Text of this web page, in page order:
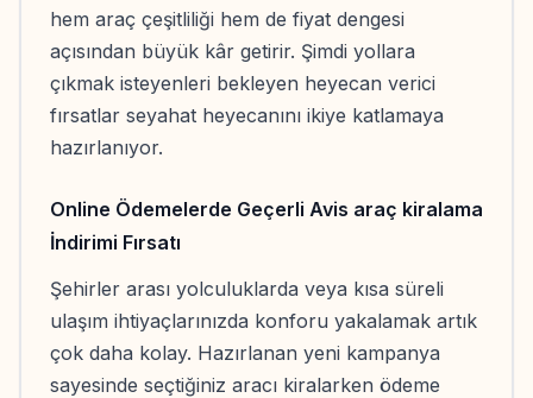
hem araç çeşitliliği hem de fiyat dengesi
açısından büyük kâr getirir. Şimdi yollara
çıkmak isteyenleri bekleyen heyecan verici
fırsatlar seyahat heyecanını ikiye katlamaya
hazırlanıyor.
Online Ödemelerde Geçerli Avis araç kiralama
İndirimi Fırsatı
Şehirler arası yolculuklarda veya kısa süreli
ulaşım ihtiyaçlarınızda konforu yakalamak artık
çok daha kolay. Hazırlanan yeni kampanya
sayesinde seçtiğiniz aracı kiralarken ödeme